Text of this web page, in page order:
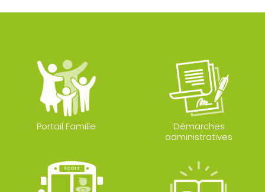
Portail Famille
Démarches
administratives